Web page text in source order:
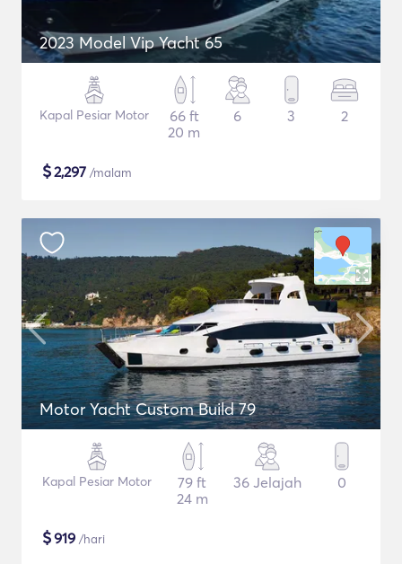
2023 Model Vip Yacht 65
Kapal Pesiar Motor
66 ft
20 m
6 3 2
$2,297 /malam
Motor Yacht Custom Build 79
Kapal Pesiar Motor
79 ft
24 m
36 Jelajah 0
$919 /hari